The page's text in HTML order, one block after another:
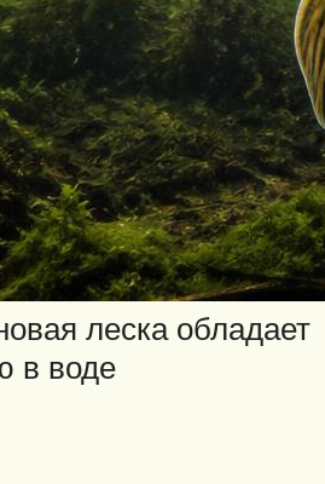
леска обладает
в воде